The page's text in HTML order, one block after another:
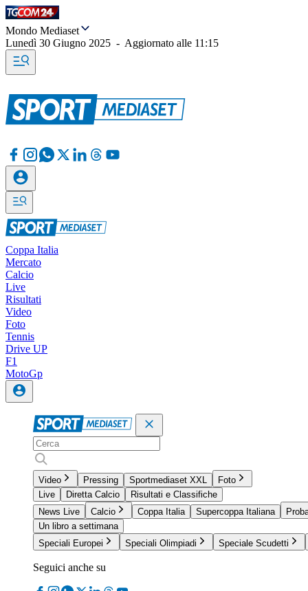
Mondo Mediaset
Lunedì 30 Giugno 2025 - Aggiornato alle 11:15
Coppa Italia
Mercato
Calcio
Live
Risultati
Video
Foto
Tennis
Drive UP
F1
MotoGp
Video Pressing Sportmediaset XXL
Foto
Live
Diretta Calcio
Risultati e Classifiche
News Live
Calcio Coppa Italia Supercoppa Italiana
Un libro a settimana
Speciali Europei
Speciali Olimpiadi Speciale Scudetti
Seguici anche su